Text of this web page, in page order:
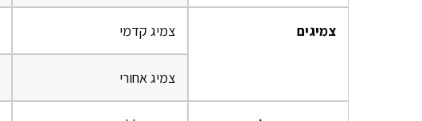
צמיגים צמיג קדמי
צמיג אחורי